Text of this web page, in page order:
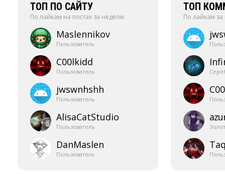
ТОП ПО САЙТУ
По лайкам на постах за неделю
Maslennikov
Пользователь
C00lkidd
Пользователь
jwswnhshh
Пользователь
AlisaCatStudio
Пользователь
DanMaslen
Пользователь
ТОП
По лайкам